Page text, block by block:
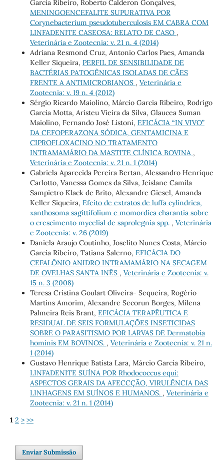
Garcia Ribeiro, Roberto Calderon Gonçalves,
MENINGOENCEFALITE SUPURATIVA POR
Corynebacterium pseudotuberculosis EM CABRA COM
LINFADENITE CASEOSA: RELATO DE CASO ,
Veterinária e Zootecnia: v. 21 n. 4 (2014)
Adriana Resmond Cruz, Antonio Carlos Paes, Amanda
Keller Siqueira, PERFIL DE SENSIBILIDADE DE
BACTÉRIAS PATOGÊNICAS ISOLADAS DE CÃES
FRENTE A ANTIMICROBIANOS , Veterinária e
Zootecnia: v. 19 n. 4 (2012)
Sérgio Ricardo Maiolino, Márcio Garcia Ribeiro, Rodrigo
Garcia Motta, Aristeu Vieira da Silva, Glaucea Suman
Maiolino, Fernando José Listoni, EFICÁCIA “IN VIVO”
DA CEFOPERAZONA SÓDICA, GENTAMICINA E
CIPROFLOXACINO NO TRATAMENTO
INTRAMAMÁRIO DA MASTITE CLÍNICA BOVINA ,
Veterinária e Zootecnia: v. 21 n. 1 (2014)
Gabriela Aparecida Pereira Bertan, Alessandro Henrique
Carlotto, Vanessa Gomes da Silva, Jeislane Camila
Sampietro Klack de Brito, Alexandre Giesel, Amanda
Keller Siqueira, Efeito de extratos de luffa cylindrica,
xanthosoma sagittifolium e momordica charantia sobre
o crescimento mycelial de saprolegnia spp. , Veterinária
e Zootecnia: v. 26 (2019)
Daniela Araujo Coutinho, Joselito Nunes Costa, Márcio
Garcia Ribeiro, Tatiana Salerno, EFICÁCIA DO
CEFALÔNIO ANIDRO INTRAMAMÁRIO NA SECAGEM
DE OVELHAS SANTA INÊS , Veterinária e Zootecnia: v.
15 n. 3 (2008)
Teresa Cristina Goulart Oliveira- Sequeira, Rogério
Martins Amorim, Alexandre Secorun Borges, Milena
Palmeira Reis Brant, EFICÁCIA TERAPÊUTICA E
RESIDUAL DE SEIS FORMULAÇÕES INSETICIDAS
SOBRE O PARASITISMO POR LARVAS DE Dermatobia
hominis EM BOVINOS. , Veterinária e Zootecnia: v. 21 n.
1 (2014)
Gustavo Henrique Batista Lara, Márcio Garcia Ribeiro,
LINFADENITE SUÍNA POR Rhodococcus equi:
ASPECTOS GERAIS DA AFECCÇÃO, VIRULÊNCIA DAS
LINHAGENS EM SUÍNOS E HUMANOS. , Veterinária e
Zootecnia: v. 21 n. 1 (2014)
1 2 > >>
Enviar Submissão